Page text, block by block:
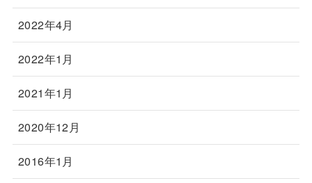
2022年4月
2022年1月
2021年1月
2020年12月
2016年1月